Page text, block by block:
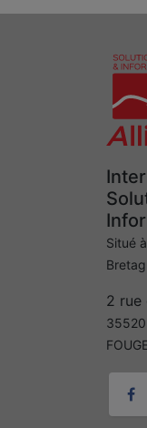
Situé
2 rue
35520